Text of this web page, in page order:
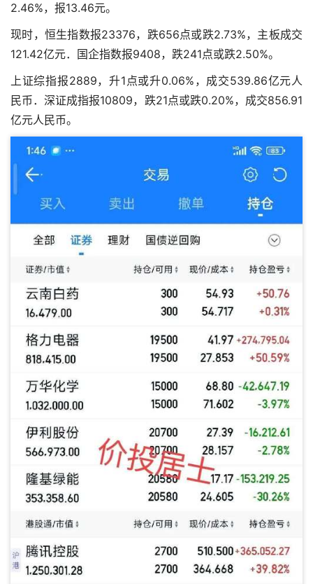
2.46%，报13.46元。
现时，恒生指数报23376，跌656点或跌2.73%，主板成交
121.42亿元．国企指数报9408，跌241点或跌2.50%。
上证综指报2889，升1点或升0.06%，成交539.86亿元人
民币．深证成指报10809，跌21点或跌0.20%，成交856.91
亿元人民币。